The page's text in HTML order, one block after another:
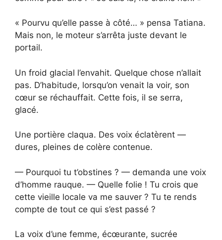
« Pourvu qu’elle passe à côté… » pensa Tatiana.
Mais non, le moteur s’arrêta juste devant le
portail.
Un froid glacial l’envahit. Quelque chose n’allait
pas. D’habitude, lorsqu’on venait la voir, son
cœur se réchauffait. Cette fois, il se serra,
glacé.
Une portière claqua. Des voix éclatèrent —
dures, pleines de colère contenue.
— Pourquoi tu t’obstines ? — demanda une voix
d’homme rauque. — Quelle folie ! Tu crois que
cette vieille locale va me sauver ? Tu te rends
compte de tout ce qui s’est passé ?
La voix d’une femme, écœurante, sucrée